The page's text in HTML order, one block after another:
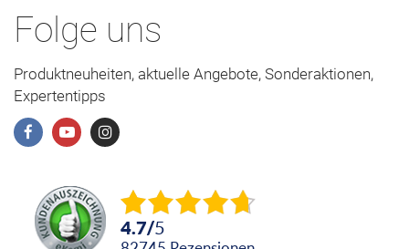
Folge uns
Produktneuheiten, aktuelle Angebote, Sonderaktionen,
Expertentipps
4.7/5